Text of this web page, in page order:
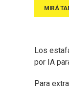
Los
por IA
Para